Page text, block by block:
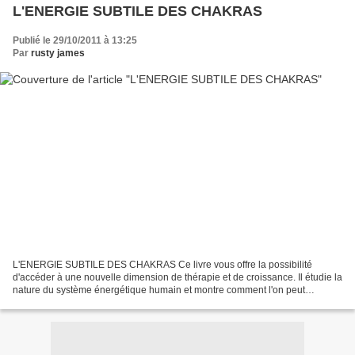
L'ENERGIE SUBTILE DES CHAKRAS
Publié le 29/10/2011 à 13:25
Par rusty james
L'ENERGIE SUBTILE DES CHAKRAS Ce livre vous offre la possibilité
d'accéder à une nouvelle dimension de thérapie et de croissance. Il étudie la
nature du système énergétique humain et montre comment l'on peut